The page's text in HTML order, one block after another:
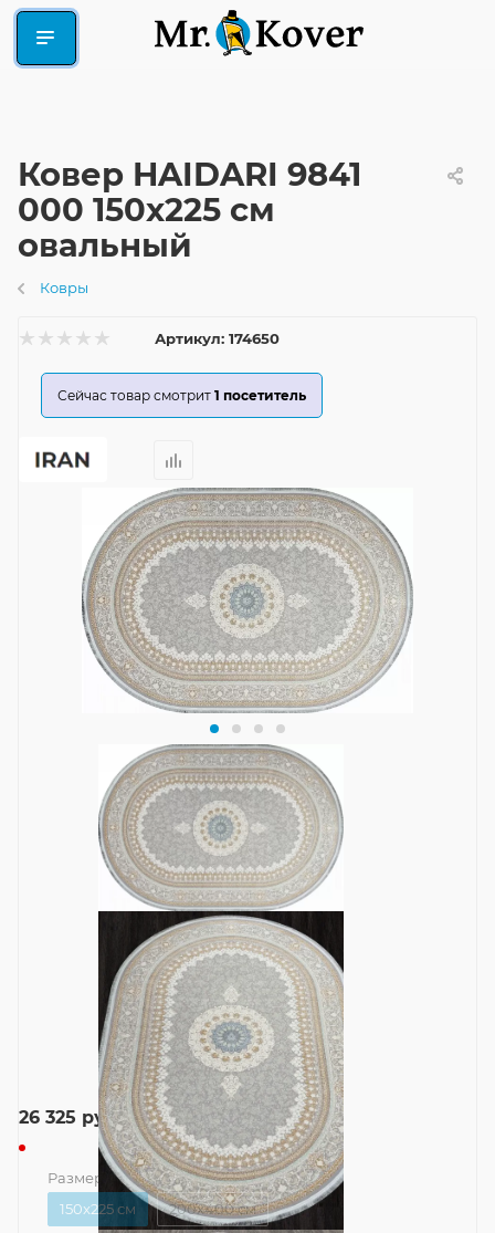
Ковер HAIDARI 9841
000 150x225 см
овальный
Ковры
Артикул: 174650
Сейчас товар смотрит 1 посетитель
26 325 руб.
Размер — 150x225 см
150x225 см
200x400 см